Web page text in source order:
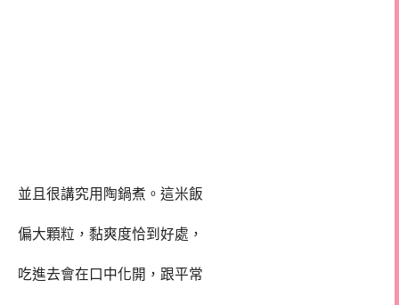
並且很講究用陶鍋煮。這米飯
偏大顆粒，黏爽度恰到好處，
吃進去會在口中化開，跟平常